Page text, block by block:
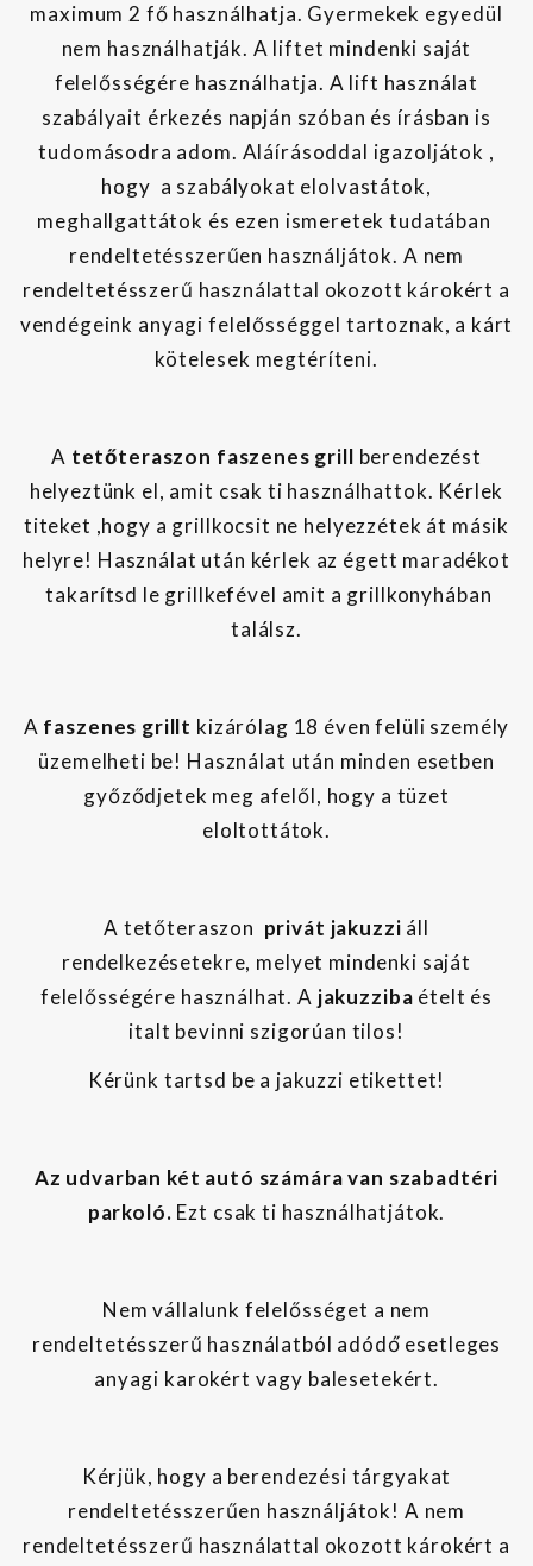
maximum 2 fő használhatja. Gyermekek egyedül
nem használhatják. A liftet mindenki saját
felelősségére használhatja. A lift használat
szabályait érkezés napján szóban és írásban is
tudomásodra adom. Aláírásoddal igazoljátok ,
hogy a szabályokat elolvastátok,
meghallgattátok és ezen ismeretek tudatában
rendeltetésszerűen használjátok. A nem
rendeltetésszerű használattal okozott károkért a
vendégeink anyagi felelősséggel tartoznak, a kárt
kötelesek megtéríteni.
A tetőteraszon faszenes grill berendezést
helyeztünk el, amit csak ti használhattok. Kérlek
titeket ,hogy a grillkocsit ne helyezzétek át másik
helyre! Használat után kérlek az égett maradékot
takarítsd le grillkefével amit a grillkonyhában
találsz.
A faszenes grillt kizárólag 18 éven felüli személy
üzemelheti be! Használat után minden esetben
győződjetek meg afelől, hogy a tüzet
eloltottátok.
A tetőteraszon privát jakuzzi áll
rendelkezésetekre, melyet mindenki saját
felelősségére használhat. A jakuzziba ételt és
italt bevinni szigorúan tilos!
Kérünk tartsd be a jakuzzi etikettet!
Az udvarban két autó számára van szabadtéri
parkoló. Ezt csak ti használhatjátok.
Nem vállalunk felelősséget a nem
rendeltetésszerű használatból adódó́ esetleges
anyagi karokért vagy balesetekért.
Kérjük, hogy a berendezési tárgyakat
rendeltetésszerűen használjátok! A nem
rendeltetésszerű használattal okozott károkért a